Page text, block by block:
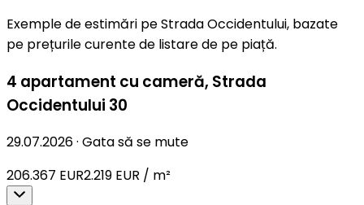
Exemple de estimări pe Strada Occidentului, bazate
pe prețurile curente de listare de pe piață.
4 apartament cu cameră, Strada
Occidentului 30
29.07.2026· Gata să se mute
206.367 EUR2.219 EUR / m²